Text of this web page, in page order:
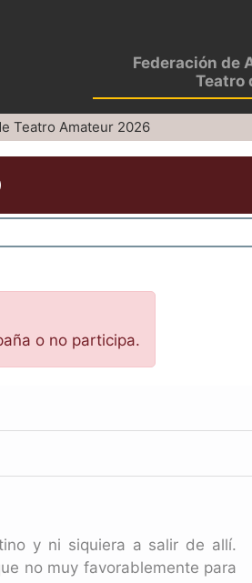
Federación de
Teatro
Teatro Amateur 2026
o no participa.
y ni siquiera a salir de allí.
no muy favorablemente para